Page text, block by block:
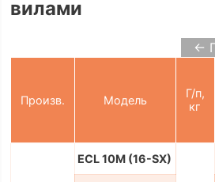
вилами
←
Произв. Модель
Г/п,
кг
ECL 10M (16-SX)